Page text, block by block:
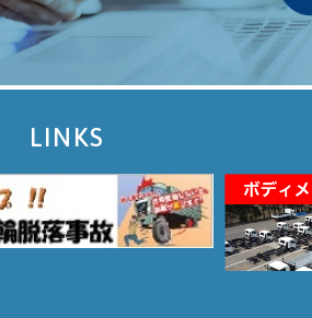
LINKS